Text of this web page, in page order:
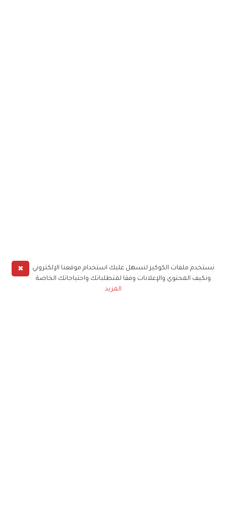
✖
نستخدم ملفات الكوكيز لنسهل عليك استخدام موقعنا الإلكتروني
ونكيف المحتوى والإعلانات وفقا لمتطلباتك واحتياجاتك الخاصة
المزيد